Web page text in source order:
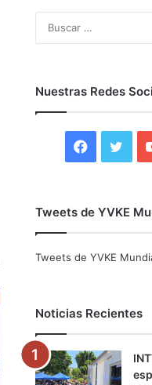
Nuestras Redes
F
c
o
k
i
r
Tweets de YVKE
Tweets de YVKE
Noticias Recientes